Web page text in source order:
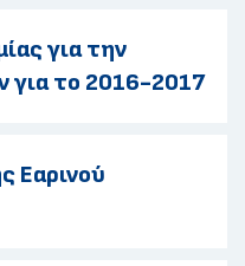
για την
για το 2016-2017
Εαρινού